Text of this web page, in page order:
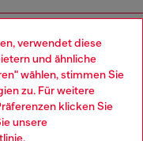
verwendet diese
und ähnliche
wählen, stimmen Sie
zu. Für weitere
klicken Sie
unsere
.
website, but it seems